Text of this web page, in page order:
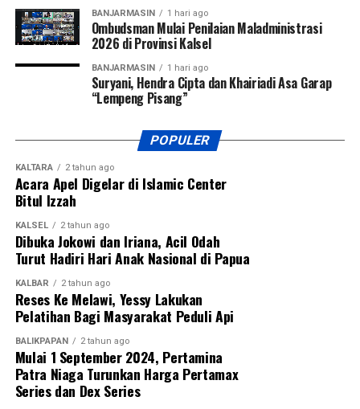
sangat berat tetapi jarang diterapkan.
merupakan pengingat bahwa korupsi bukan lagi dipandang
sebagai kejahatan administratif semata, melainkan sebagai
dan merampas hak hidup jutaan rakyat. Pesan moral yang
ingin ditegaskan adalah bahwa negara harus menunjukkan
keberpihakan yang nyata kepada kepentingan rakyat
dengan menindak tegas setiap pelaku korupsi.
“Harapan kita bersama adalah agar Indonesia memiliki
sistem pemberantasan korupsi yang semakin kuat,
independen, dan berkeadilan. Apakah melalui pidana mati
dalam kondisi yang diatur undang-undang atau melalui
bentuk pemidanaan berat lainnya, tujuan akhirnya tetap
sama, yaitu menciptakan efek jera, memulihkan kerugian
negara, menjaga kepercayaan masyarakat
terhadap hukum, dan memastikan bahwa setiap rupiah
uang negara benar-benar digunakan sebesar-besarnya
untuk kemakmuran rakyat,” harap Abi. [ad/sb]
BANJARMASIN 1 hari ago
Ombudsman Mulai Penilaian Maladministrasi
2026 di Provinsi Kalsel
BANJARMASIN 1 hari ago
Suryani, Hendra Cipta dan Khairiadi Asa Garap
“Lempeng Pisang”
POPULER
KALTARA 2 tahun ago
Acara Apel Digelar di Islamic Center
Bitul Izzah
KALSEL 2 tahun ago
Dibuka Jokowi dan Iriana, Acil Odah
Turut Hadiri Hari Anak Nasional di Papua
KALBAR 2 tahun ago
Reses Ke Melawi, Yessy Lakukan
Pelatihan Bagi Masyarakat Peduli Api
BALIKPAPAN 2 tahun ago
Mulai 1 September 2024, Pertamina
Patra Niaga Turunkan Harga Pertamax
Series dan Dex Series